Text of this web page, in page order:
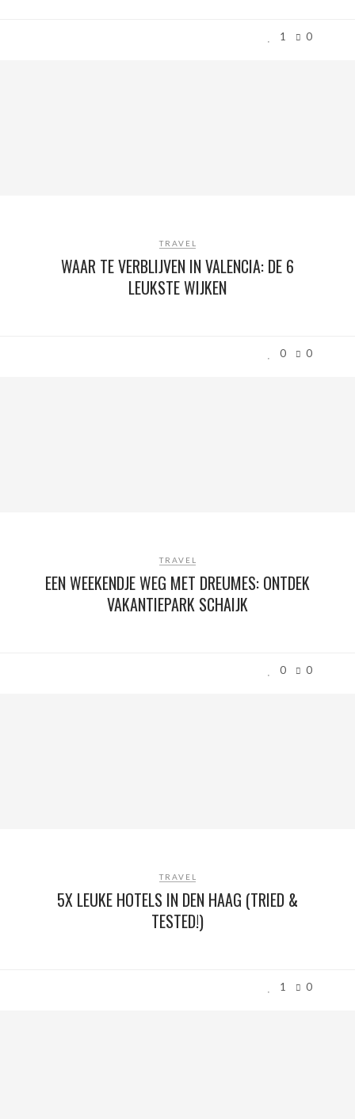
1 0
TRAVEL
WAAR TE VERBLIJVEN IN VALENCIA: DE 6
LEUKSTE WIJKEN
0 0
TRAVEL
EEN WEEKENDJE WEG MET DREUMES: ONTDEK
VAKANTIEPARK SCHAIJK
0 0
TRAVEL
5X LEUKE HOTELS IN DEN HAAG (TRIED &
TESTED!)
1 0